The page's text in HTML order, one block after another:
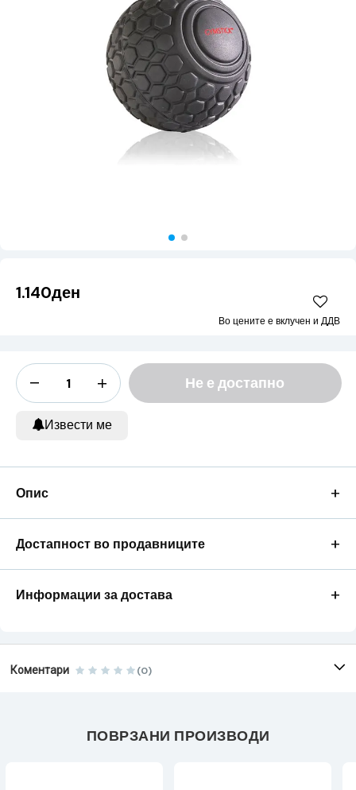
1.140ден
Во цените е вклучен и ДДВ
Не е достапно
Извести ме
Опис +
Достапност во продавниците +
Информации за достава +
Коментари (0)
ПОВРЗАНИ ПРОИЗВОДИ